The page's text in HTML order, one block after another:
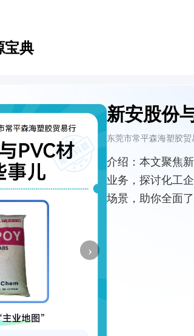
宝典
›
新安股份
东莞市常平森海塑胶贸
介绍： 本文聚焦
业务，探讨化工
场景，助你全面了